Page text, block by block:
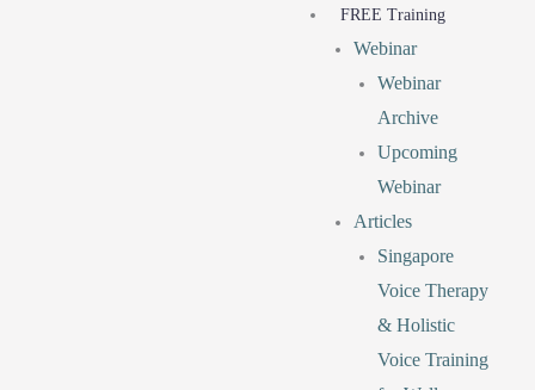
FREE Training
Webinar
Webinar
Archive
Upcoming
Webinar
Articles
Singapore
Voice Therapy
& Holistic
Voice Training